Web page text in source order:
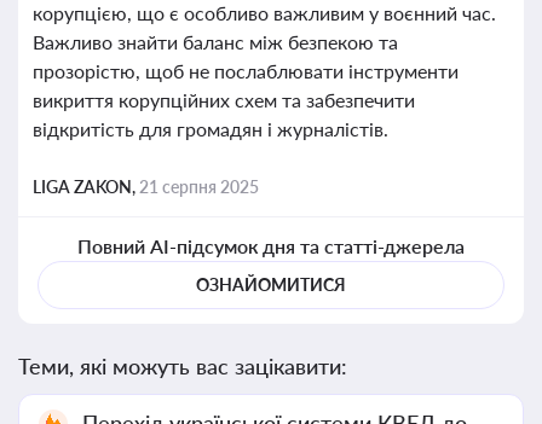
корупцією, що є особливо важливим у воєнний час.
Важливо знайти баланс між безпекою та
прозорістю, щоб не послаблювати інструменти
викриття корупційних схем та забезпечити
відкритість для громадян і журналістів.
LIGA ZAKON, 21 серпня 2025
Повний AI-підсумок дня та статті-джерела
ОЗНАЙОМИТИСЯ
Теми, які можуть вас зацікавити: